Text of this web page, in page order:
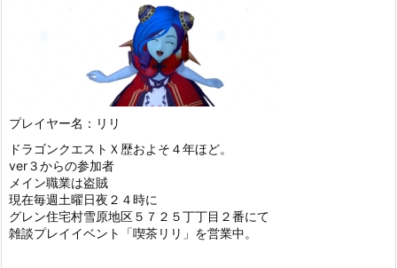
プレイヤー名：リリ
ドラゴンクエストＸ歴およそ４年ほど。
ver３からの参加者
メイン職業は盗賊
現在毎週土曜日夜２４時に
グレン住宅村雪原地区５７２５丁丁目２番にて
雑談プレイイベント「喫茶リリ」を営業中。